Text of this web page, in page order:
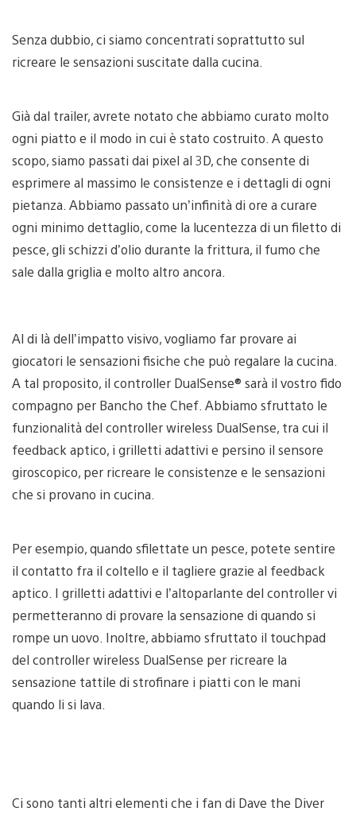
Senza dubbio, ci siamo concentrati soprattutto sul
ricreare le sensazioni suscitate dalla cucina.
Già dal trailer, avrete notato che abbiamo curato molto
ogni piatto e il modo in cui è stato costruito. A questo
scopo, siamo passati dai pixel al 3D, che consente di
esprimere al massimo le consistenze e i dettagli di ogni
pietanza. Abbiamo passato un’infinità di ore a curare
ogni minimo dettaglio, come la lucentezza di un filetto di
pesce, gli schizzi d’olio durante la frittura, il fumo che
sale dalla griglia e molto altro ancora.
Al di là dell’impatto visivo, vogliamo far provare ai
giocatori le sensazioni fisiche che può regalare la cucina.
A tal proposito, il controller DualSense® sarà il vostro fido
compagno per Bancho the Chef. Abbiamo sfruttato le
funzionalità del controller wireless DualSense, tra cui il
feedback aptico, i grilletti adattivi e persino il sensore
giroscopico, per ricreare le consistenze e le sensazioni
che si provano in cucina.
Per esempio, quando sfilettate un pesce, potete sentire
il contatto fra il coltello e il tagliere grazie al feedback
aptico. I grilletti adattivi e l’altoparlante del controller vi
permetteranno di provare la sensazione di quando si
rompe un uovo. Inoltre, abbiamo sfruttato il touchpad
del controller wireless DualSense per ricreare la
sensazione tattile di strofinare i piatti con le mani
quando li si lava.
Ci sono tanti altri elementi che i fan di Dave the Diver